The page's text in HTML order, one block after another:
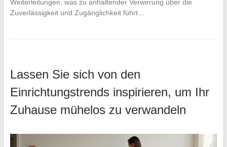
Weiterleitungen, was zu anhaltender Verwirrung über die
Zuverlässigkeit und Zugänglichkeit führt…
Lassen Sie sich von den
Einrichtungstrends inspirieren, um Ihr
Zuhause mühelos zu verwandeln